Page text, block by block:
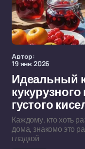
Автор:
19 янв 2026
Идеальный
густого
Каждому, кто хоть
дома, знакомо это
гладкой